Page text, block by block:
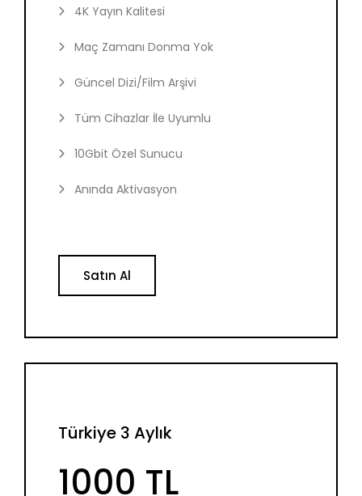
4K Yayın Kalitesi
Maç Zamanı Donma Yok
Güncel Dizi/Film Arşivi
Tüm Cihazlar İle Uyumlu
10Gbit Özel Sunucu
Anında Aktivasyon
Satın Al
Türkiye 3 Aylık
1000 TL